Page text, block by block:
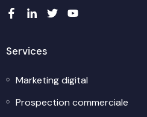
Services
Marketing digital
Prospection commerciale